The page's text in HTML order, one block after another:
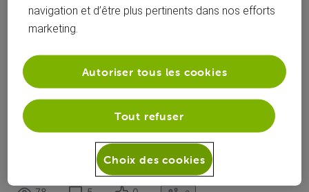
vange a suivi la publication de vange
Plus de signal television subitement ce 4
novembre lors de,un programme en cours
Nous regardions un programme et subitement plus de signal
.Nous avons éteins la TV , le décodeur et débranché , avons
attendu 2 minutes et réessayé de rallume mais toujours pas
de signal .est ce normal . Lieu wanze
navigation et d’être plus pertinents dans nos efforts
marketing.
Tout refuser
Autoriser tous les cookies
Choix des cookies